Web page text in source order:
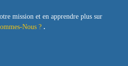
mission et en apprendre plus sur
Nous ? .